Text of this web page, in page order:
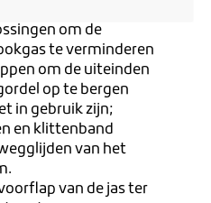
om de
te verminderen
om de uiteinden
op te bergen
in gebruik zijn;
en klittenband
van het
van de jas ter